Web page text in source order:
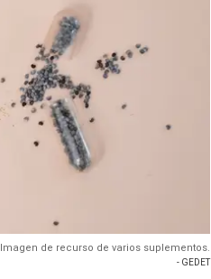
Imagen de recurso de varios suplementos.
- GEDET